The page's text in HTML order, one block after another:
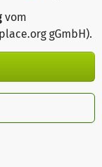
vom
gGmbH).